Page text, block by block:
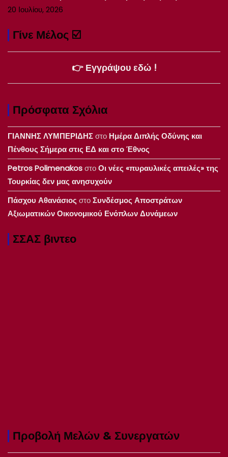
20 Ιουλίου, 2026
Γίνε Μέλος ☑️
👉 Εγγράψου εδώ !
Πρόσφατα Σχόλια
ΓΙΑΝΝΗΣ ΛΥΜΠΕΡΙΔΗΣστο Ημέρα Διπλής Οδύνης και
Πένθους Σήμερα στις ΕΔ και στο Έθνος
Petros PolimenakosστοΟι νέες «πυραυλικές απειλές» της
Τουρκίας δεν μας ανησυχούν
Πάσχου Αθανάσιος στοΣυνδέσμος Αποστράτων
Αξιωματικών Οικονομικού Ενόπλων Δυνάμεων
ΣΣΑΣ βιντεο
Προβολή Μελών & Συνεργατών